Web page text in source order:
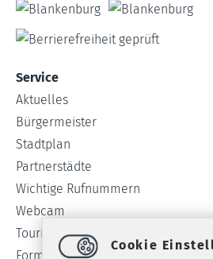
Service
Aktuelles
Bürgermeister
Stadtplan
Partnerstädte
Wichtige Rufnummern
Webcam
Tourist-Info
Formulare
Cookie